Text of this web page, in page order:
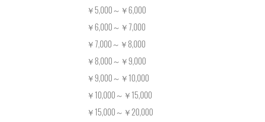
￥5,000～￥6,000
￥6,000～￥7,000
￥7,000～￥8,000
￥8,000～￥9,000
￥9,000～￥10,000
￥10,000～￥15,000
￥15,000～￥20,000